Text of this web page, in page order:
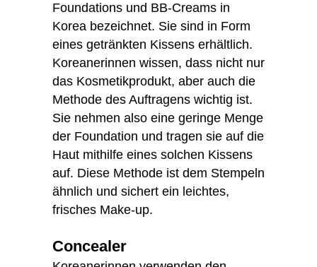
Foundations und BB-Creams in
Korea bezeichnet. Sie sind in Form
eines getränkten Kissens erhältlich.
Koreanerinnen wissen, dass nicht nur
das Kosmetikprodukt, aber auch die
Methode des Auftragens wichtig ist.
Sie nehmen also eine geringe Menge
der Foundation und tragen sie auf die
Haut mithilfe eines solchen Kissens
auf. Diese Methode ist dem Stempeln
ähnlich und sichert ein leichtes,
frisches Make-up.
Concealer